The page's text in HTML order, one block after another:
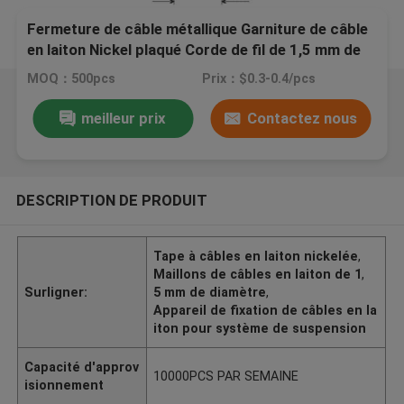
Fermeture de câble métallique Garniture de câble
en laiton Nickel plaqué Corde de fil de 1,5 mm de
diamètre pour système de suspension
MOQ：500pcs Prix：$0.3-0.4/pcs
meilleur prix Contactez nous
DESCRIPTION DE PRODUIT
Surligner:
Tape à câbles en laiton nickelée,
Maillons de câbles en laiton de 1,
5 mm de diamètre,
Appareil de fixation de câbles en la
iton pour système de suspension
Capacité d'approv
isionnement
10000PCS PAR SEMAINE